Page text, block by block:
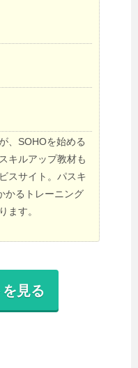
、SOHOを始める
キルアップ教材も
スサイト。パスキ
かるトレーニング
ます。
見る